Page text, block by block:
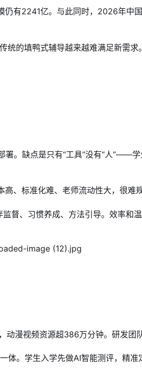
有2241亿。与此同时，2026年中
的填鸭式辅导越来越难满足新需
。缺点是只有“工具”没有“人”——
、标准化难、老师流动性大，很难
督、习惯养成、方法引导。效率和
漫视频资源超386万分钟。研发团
。学生入学先做AI智能测评，精